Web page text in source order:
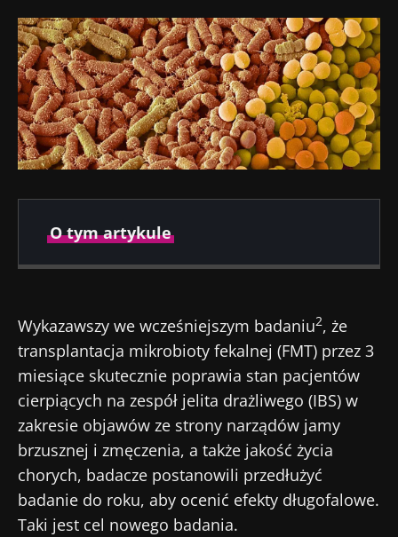
O tym artykule
Wykazawszy we wcześniejszym badaniu2, że
transplantacja mikrobioty fekalnej (FMT) przez 3
miesiące skutecznie poprawia stan pacjentów
cierpiących na zespół jelita drażliwego (IBS) w
zakresie objawów ze strony narządów jamy
brzusznej i zmęczenia, a także jakość życia
chorych, badacze postanowili przedłużyć
badanie do roku, aby ocenić efekty długofalowe.
Taki jest cel nowego badania.